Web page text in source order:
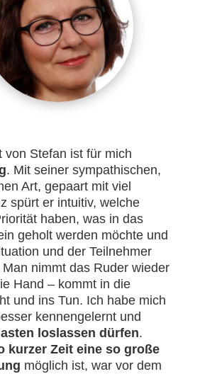
von Stefan ist für mich
. Mit seiner sympathischen,
Art, gepaart mit viel
spürt er intuitiv, welche
haben, was in das
geholt werden möchte und
und der Teilnehmer
Man nimmt das Ruder wieder
Hand – kommt in die
und ins Tun. Ich habe mich
kennengelernt und
loslassen dürfen.
kurzer Zeit eine so große
möglich ist, war vor dem